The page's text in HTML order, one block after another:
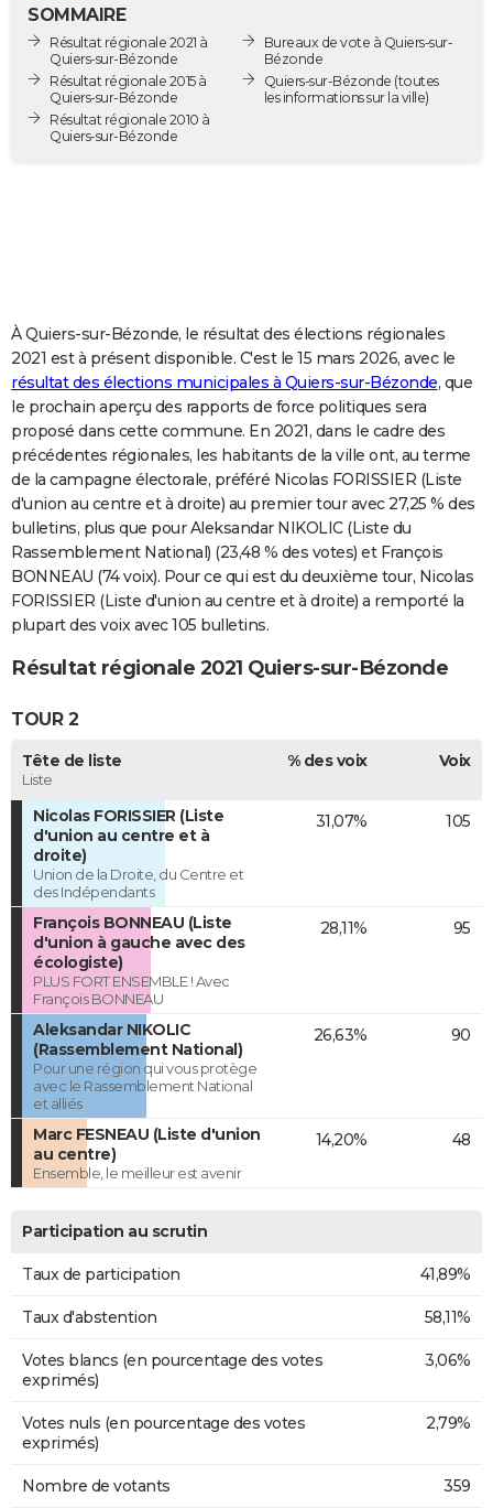
Destinations
City break
Voyage nature
Voyage de noces
Forum
Climat
GUIDES D'ACHAT
BONS PLANS
S'inscrire
Se connecter
Lycées
Collèges
Primaires
Universités
Entreprises
Service militaire
Avis de recherche
AVIS DE DÉCÈS
FORUM
Bricolage
Television
SOMMAIRE
Résultat régionale 2021 à
Quiers-sur-Bézonde
Résultat régionale 2015 à
Quiers-sur-Bézonde
Résultat régionale 2010 à
Quiers-sur-Bézonde
Bureaux de vote à Quiers-sur-
Bézonde
Quiers-sur-Bézonde (toutes
les informations sur la ville)
À Quiers-sur-Bézonde, le résultat des élections régionales
2021 est à présent disponible. C'est le 15 mars 2026, avec le
résultat des élections municipales à Quiers-sur-Bézonde, que
le prochain aperçu des rapports de force politiques sera
proposé dans cette commune. En 2021, dans le cadre des
précédentes régionales, les habitants de la ville ont, au terme
de la campagne électorale, préféré Nicolas FORISSIER (Liste
d'union au centre et à droite) au premier tour avec 27,25 % des
bulletins, plus que pour Aleksandar NIKOLIC (Liste du
Rassemblement National) (23,48 % des votes) et François
BONNEAU (74 voix). Pour ce qui est du deuxième tour, Nicolas
FORISSIER (Liste d'union au centre et à droite) a remporté la
plupart des voix avec 105 bulletins.
Résultat régionale 2021 Quiers-sur-Bézonde
TOUR 2
Tête de liste
Liste
% des voix Voix
Nicolas FORISSIER (Liste
d'union au centre et à
droite)
Union de la Droite, du Centre et
des Indépendants
31,07% 105
François BONNEAU (Liste
d'union à gauche avec des
écologiste)
PLUS FORT ENSEMBLE ! Avec
François BONNEAU
28,11% 95
Aleksandar NIKOLIC
(Rassemblement National)
Pour une région qui vous protège
avec le Rassemblement National
et alliés
26,63% 90
Marc FESNEAU (Liste d'union
au centre)
Ensemble, le meilleur est avenir
14,20% 48
Participation au scrutin
Taux de participation 41,89%
Taux d'abstention 58,11%
Votes blancs (en pourcentage des votes
exprimés)
3,06%
Votes nuls (en pourcentage des votes
exprimés)
2,79%
Nombre de votants 359